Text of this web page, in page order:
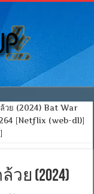
วย (2024) Bat War
[Netflix (web-dl)]
ย (2024)